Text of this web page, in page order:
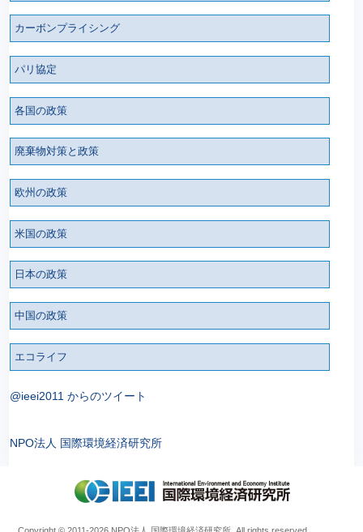
カーボンプライシング
パリ協定
各国の政策
廃棄物対策と政策
欧州の政策
米国の政策
日本の政策
中国の政策
エコライフ
@ieei2011 からのツイート
NPO法人 国際環境経済研究所